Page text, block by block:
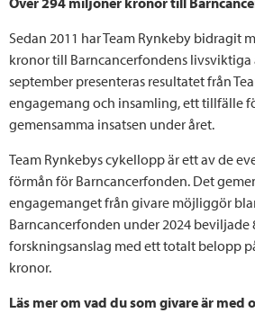
Sedan 2011 har Team Rynkeby bidragit
kronor till Barncancerfondens livsviktiga
september presenteras resultatet från
engagemang och insamling, ett tillfälle
gemensamma insatsen under året.
Team Rynkebys cykellopp är ett av de
förmån för Barncancerfonden. Det
engagemanget från givare möjliggör
Barncancerfonden under 2024 beviljade
forskningsanslag med ett totalt belopp
kronor.
Läs mer om vad du som givare är med